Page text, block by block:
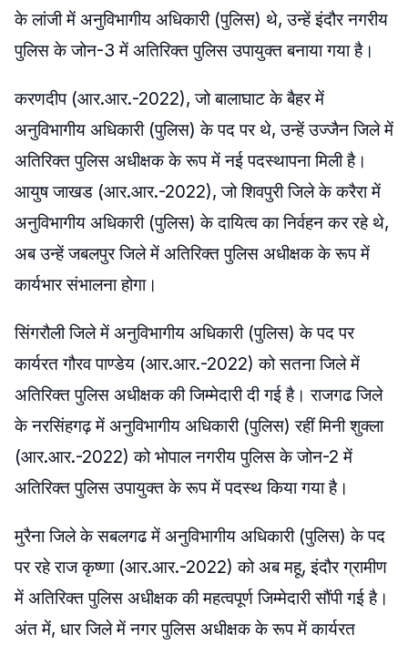
के लांजी में अनुविभागीय अधिकारी (पुलिस) थे, उन्हें इंदौर नगरीय
पुलिस के जोन-3 में अतिरिक्त पुलिस उपायुक्त बनाया गया है।
करणदीप (आर.आर.-2022), जो बालाघाट के बैहर में
अनुविभागीय अधिकारी (पुलिस) के पद पर थे, उन्हें उज्जैन जिले में
अतिरिक्त पुलिस अधीक्षक के रूप में नई पदस्थापना मिली है।
आयुष जाखड (आर.आर.-2022), जो शिवपुरी जिले के करैरा में
अनुविभागीय अधिकारी (पुलिस) के दायित्व का निर्वहन कर रहे थे,
अब उन्हें जबलपुर जिले में अतिरिक्त पुलिस अधीक्षक के रूप में
कार्यभार संभालना होगा।
सिंगरौली जिले में अनुविभागीय अधिकारी (पुलिस) के पद पर
कार्यरत गौरव पाण्डेय (आर.आर.-2022) को सतना जिले में
अतिरिक्त पुलिस अधीक्षक की जिम्मेदारी दी गई है। राजगढ जिले
के नरसिंहगढ़ में अनुविभागीय अधिकारी (पुलिस) रहीं मिनी शुक्ला
(आर.आर.-2022) को भोपाल नगरीय पुलिस के जोन-2 में
अतिरिक्त पुलिस उपायुक्त के रूप में पदस्थ किया गया है।
मुरैना जिले के सबलगढ में अनुविभागीय अधिकारी (पुलिस) के पद
पर रहे राज कृष्णा (आर.आर.-2022) को अब महू, इंदौर ग्रामीण
में अतिरिक्त पुलिस अधीक्षक की महत्वपूर्ण जिम्मेदारी सौंपी गई है।
अंत में, धार जिले में नगर पुलिस अधीक्षक के रूप में कार्यरत